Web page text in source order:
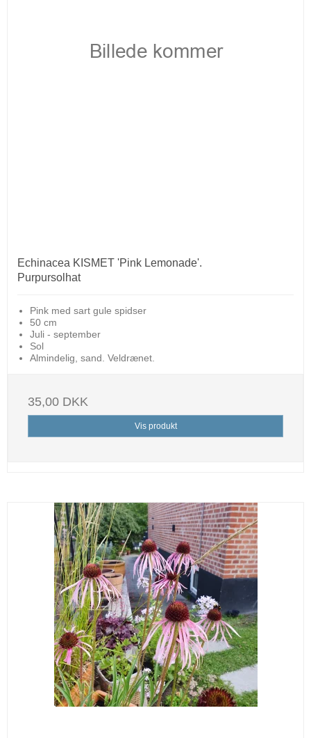
Echinacea KISMET 'Pink Lemonade'.
Purpursolhat
Pink med sart gule spidser
50 cm
Juli - september
Sol
Almindelig, sand. Veldrænet.
35,00 DKK
Vis produkt